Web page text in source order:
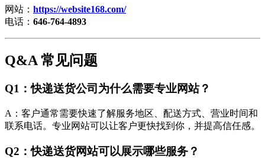
网站： https://website168.com/
电话： 646-764-4893
Q&A 常见问题
Q1：快递送货公司为什么需要专业网站？
A：客户通常需要快速了解服务地区、配送方式、营业时间和
联系电话。专业网站可以让客户更快找到你，并提高信任感。
Q2：快递送货网站可以展示哪些服务？